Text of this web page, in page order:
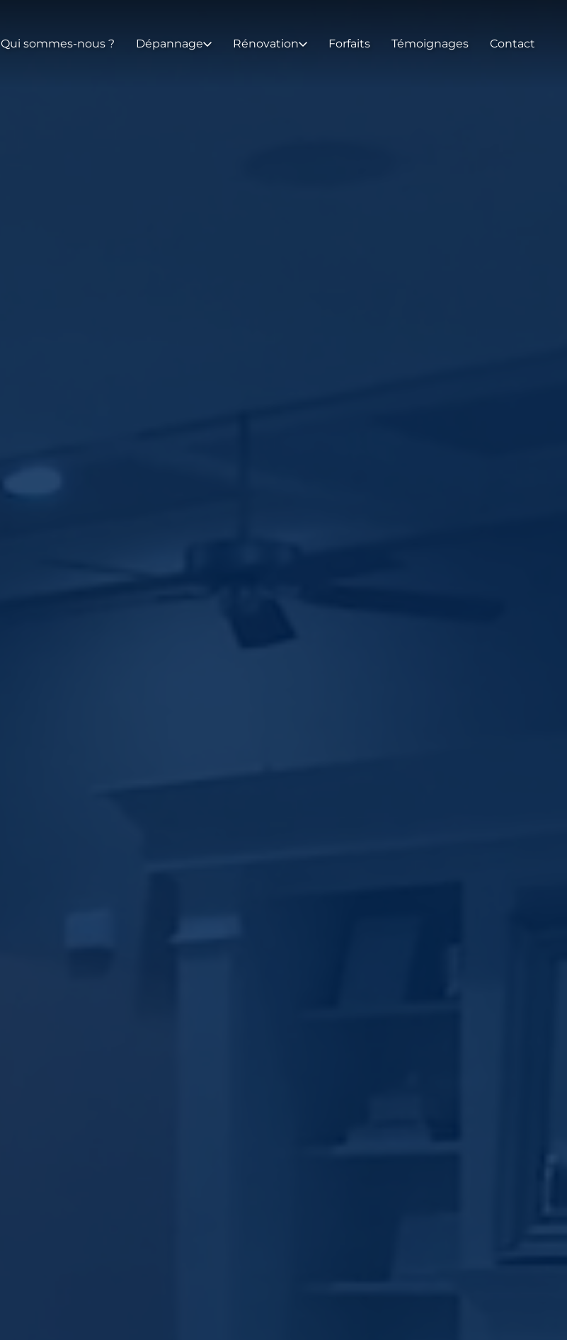
Qui sommes-nous ? Dépannage Rénovation Forfaits Témoignages Contact